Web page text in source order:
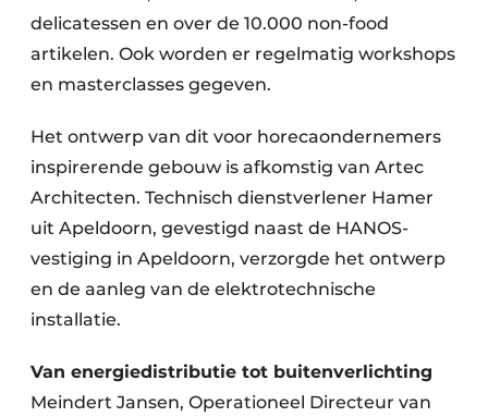
delicatessen en over de 10.000 non-food
artikelen. Ook worden er regelmatig workshops
en masterclasses gegeven.
Het ontwerp van dit voor horecaondernemers
inspirerende gebouw is afkomstig van Artec
Architecten. Technisch dienstverlener Hamer
uit Apeldoorn, gevestigd naast de HANOS-
vestiging in Apeldoorn, verzorgde het ontwerp
en de aanleg van de elektrotechnische
installatie.
Van energiedistributie tot buitenverlichting
Meindert Jansen, Operationeel Directeur van